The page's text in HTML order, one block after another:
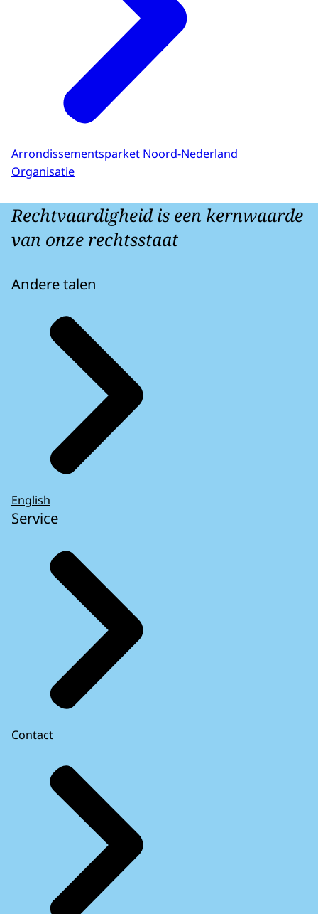
Arrondissementsparket Noord-Nederland
Organisatie
Rechtvaardigheid is een kernwaarde
van onze rechtsstaat
Andere talen
English
Service
Contact